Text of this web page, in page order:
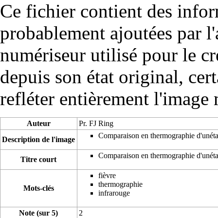
Ce fichier contient des
probablement ajoutées par
numériseur utilisé pour le
depuis son état original,
refléter entièrement l'image
Auteur
Pr. FJ Ring
Description de l'image
Comparaison en thermographie
Titre court Comparaison en thermographie
Mots-clés
fièvre
thermographie
infrarouge
Note (sur 5) 2